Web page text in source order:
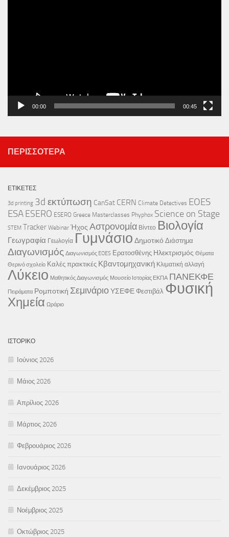
00:00 00:45
ΠΕΡΙΣΣΌΤΕΡΑ
ΕΤΙΚΈΤΕΣ
3d printing 3d εκτύπωση CanSat CERN Climate Detectives EOES
ESAESERO ESERO Greece Masterclasses Phyphox Science on Stage
STEM Tracker Webinar Ήχος Αστρονομία Βίντεο Βιολογία
Γεωγραφία Γεωλογία Γυμνάσιο Δημοτικό Διάστημα
Διαγωνισμός Διαγωνισμός EOES Ερατοσθένης Ηλεκτρισμός Θέματα
Θερινό σχολείο Καλές πρακτικές Κβαντομηχανική Κλιματική αλλαγή
Λύκειο Μαθητικός Διαγωνισμός Μουσείο Ιστορίας ΕΚΠΑ ΠΑΝΕΚΦΕ
Πειράματα Ρομποτική ΣεμινάριοΥΣΕΦΕ Φεστιβάλ Φυσική
Χημεία Ωράριο
ΙΣΤΟΡΙΚΌ
Ιούνιος 2026
Μάιος 2026
Απρίλιος 2026
Μάρτιος 2026
Φεβρουάριος 2026
Ιανουάριος 2026
Δεκέμβριος 2025
Νοέμβριος 2025
Οκτώβριος 2025